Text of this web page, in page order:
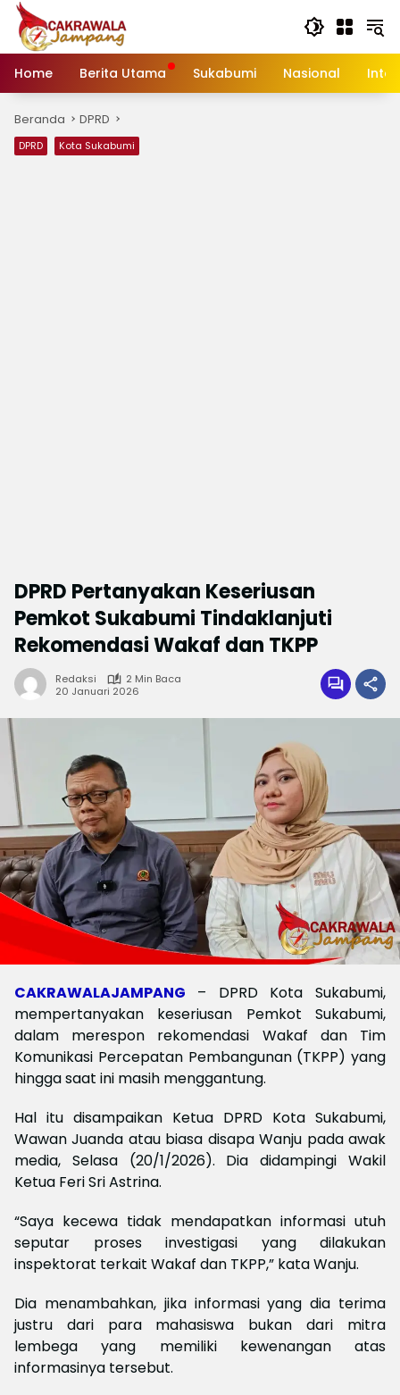
Langsung
konten
Home
Berita Utama Sukabumi Nasional
Beranda DPRD
DPRD Kota Sukabumi
DPRD Pertanyakan Keseriusan
Pemkot Sukabumi Tindaklanjuti
Rekomendasi Wakaf dan TKPP
Redaksi
2 Min Baca
20 Januari 2026
CAKRAWALAJAMPANG
– DPRD Kota Sukabumi,
mempertanyakan keseriusan Pemkot Sukabumi,
dalam merespon rekomendasi Wakaf dan Tim
Komunikasi Percepatan Pembangunan (TKPP) yang
hingga saat ini masih menggantung.
Hal itu disampaikan Ketua DPRD Kota Sukabumi,
Wawan Juanda atau biasa disapa Wanju pada awak
media, Selasa (20/1/2026). Dia didampingi Wakil
Ketua Feri Sri Astrina.
“Saya kecewa tidak mendapatkan informasi utuh
seputar proses investigasi yang dilakukan
inspektorat terkait Wakaf dan TKPP,” kata Wanju.
Dia menambahkan, jika informasi yang dia terima
justru dari para mahasiswa bukan dari mitra
lembega yang memiliki kewenangan atas
informasinya tersebut.